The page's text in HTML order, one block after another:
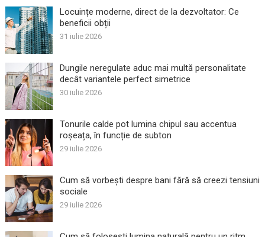
Locuințe moderne, direct de la dezvoltator: Ce
beneficii obții
31 iulie 2026
Dungile neregulate aduc mai multă personalitate
decât variantele perfect simetrice
30 iulie 2026
Tonurile calde pot lumina chipul sau accentua
roșeața, în funcție de subton
29 iulie 2026
Cum să vorbești despre bani fără să creezi tensiuni
sociale
29 iulie 2026